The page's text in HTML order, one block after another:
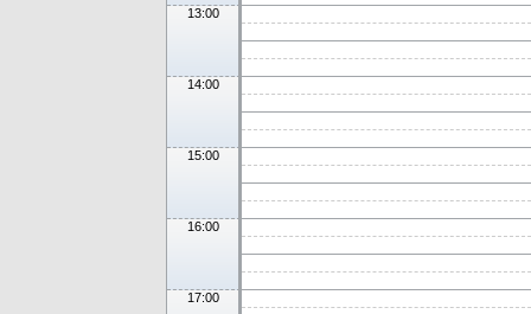
13:00
14:00
15:00
16:00
17:00